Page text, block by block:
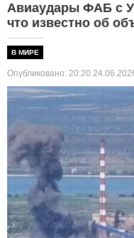
Авиаудары ФАБ с
что известно об
В МИРЕ
Опубликовано: 20:20